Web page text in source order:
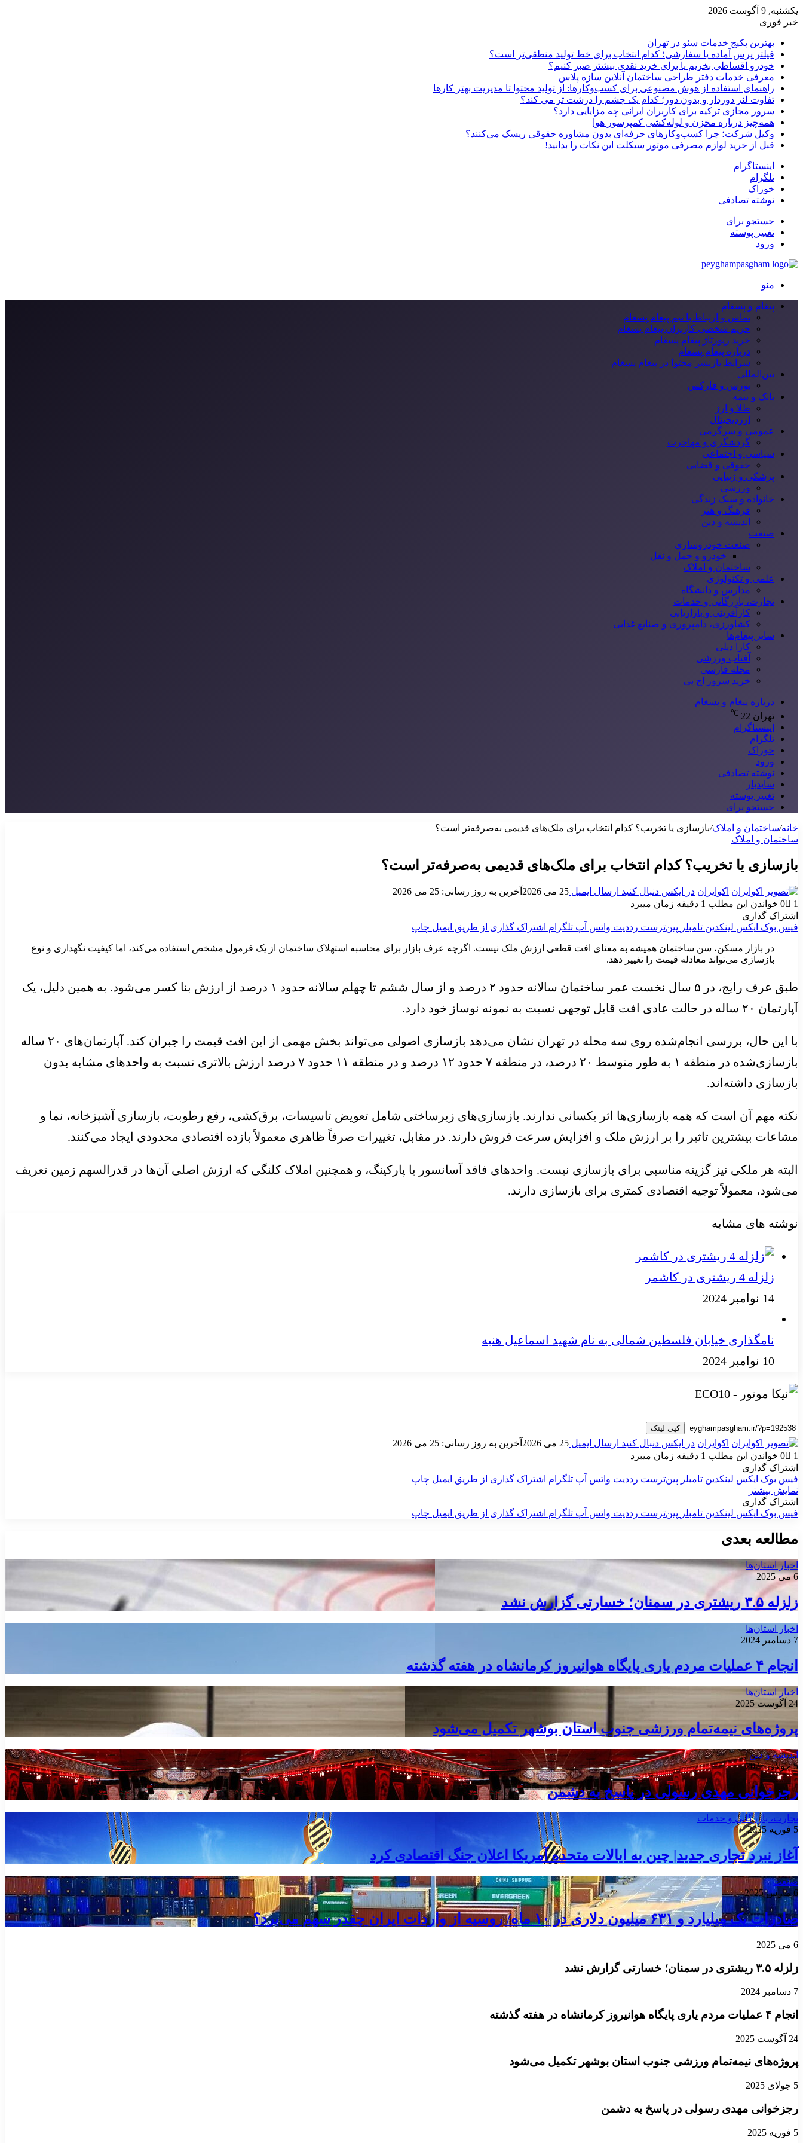
یکشنبه, 9 آگوست 2026
خبر فوری
بهترین پکیج خدمات سئو در تهران
فیلتر پرس آماده یا سفارشی؛ کدام انتخاب برای خط تولید منطقی‌تر است؟
خودرو اقساطی بخریم یا برای خرید نقدی بیشتر صبر کنیم؟
معرفی خدمات دفتر طراحی ساختمان آنلاین سازه پلاس
راهنمای استفاده از هوش مصنوعی برای کسب‌وکارها: از تولید محتوا تا مدیریت بهتر کارها
تفاوت لنز دوردار و بدون دور؛ کدام یک چشم را درشت تر می کند؟
سرور مجازی ترکیه برای کاربران ایرانی چه مزایایی دارد؟
همه‌چیز درباره مخزن و لوله‌کشی کمپرسور هوا
وکیل شرکت؛ چرا کسب‌وکارهای حرفه‌ای بدون مشاوره حقوقی ریسک می‌کنند؟
قبل از خرید لوازم مصرفی موتور سیکلت این نکات را بدانید!
اینستاگرام
تلگرام
خوراک
نوشته تصادفی
جستجو برای
تغییر پوسته
ورود
منو
پیغام و پسغام
تماس و ارتباط با تیم پیغام پسغام
حریم شخصی کاربران پیغام پسغام
خرید رپورتاژ پیغام پسغام
درباره پیغام پسغام
شرایط بازنشر محتوا در پیغام پسغام
بین‌المللی
بورس و فارکس
بانک و بیمه
طلا و ارز
ارزدیجیتال
عمومی و سرگرمی
گردشگری و مهاجرت
سیاسی و اجتماعی
حقوقی و قضایی
پزشکی و زیبایی
ورزشی
خانواده و سبک زندگی
فرهنگ و هنر
اندیشه و دین
صنعت
صنعت خودروسازی
خودرو و حمل و نقل
ساختمان و املاک
علمی و تکنولوژی
مدارس و دانشگاه
تجارت، بازرگانی و خدمات
کارآفرینی و بازاریابی
کشاورزی، دامپروری و صنایع غذایی
سایر پیغام‌ها
کارا دیلی
آفتاب ورزشی
مجله فارسی
خرید سرور اچ پی
درباره پیغام و پسغام
تهران 22
℃
اینستاگرام
تلگرام
خوراک
ورود
نوشته تصادفی
سایدبار
تغییر پوسته
جستجو برای
خانه/ساختمان و املاک/بازسازی یا تخریب؟ کدام انتخاب برای ملک‌های قدیمی به‌صرفه‌تر است؟
ساختمان و املاک
بازسازی یا تخریب؟ کدام انتخاب برای ملک‌های قدیمی به‌صرفه‌تر است؟
اکوایران در ایکس دنبال کنید ارسال ایمیل 25 می 2026
آخرین به روز رسانی: 25 می 2026
0
1
خواندن این مطلب 1 دقیقه زمان میبرد
اشتراک گذاری
فیس بوک ایکس لینکدین ‫تامبلر ‫پین‌ترست ‫رددیت واتس آپ تلگرام اشتراک گذاری از طریق ایمیل چاپ
در بازار مسکن، سن ساختمان همیشه به معنای افت قطعی ارزش ملک نیست. اگرچه عرف بازار برای محاسبه استهلاک ساختمان از یک فرمول مشخص استفاده می‌کند، اما کیفیت نگهداری و نوع
بازسازی می‌تواند معادله قیمت را تغییر دهد.
طبق عرف رایج، در ۵ سال نخست عمر ساختمان سالانه حدود ۲ درصد و از سال ششم تا چهلم سالانه حدود ۱ درصد از ارزش بنا کسر می‌شود. به همین دلیل، یک
آپارتمان ۲۰ ساله در حالت عادی افت قابل توجهی نسبت به نمونه نوساز خود دارد.
با این حال، بررسی انجام‌شده روی سه محله در تهران نشان می‌دهد بازسازی اصولی می‌تواند بخش مهمی از این افت قیمت را جبران کند. آپارتمان‌های ۲۰ ساله
بازسازی‌شده در منطقه ۱ به طور متوسط ۲۰ درصد، در منطقه ۷ حدود ۱۲ درصد و در منطقه ۱۱ حدود ۷ درصد ارزش بالاتری نسبت به واحدهای مشابه بدون
بازسازی داشته‌اند.
نکته مهم آن است که همه بازسازی‌ها اثر یکسانی ندارند. بازسازی‌های زیرساختی شامل تعویض تاسیسات، برق‌کشی، رفع رطوبت، بازسازی آشپزخانه، نما و
مشاعات بیشترین تاثیر را بر ارزش ملک و افزایش سرعت فروش دارند. در مقابل، تغییرات صرفاً ظاهری معمولاً بازده اقتصادی محدودی ایجاد می‌کنند.
البته هر ملکی نیز گزینه مناسبی برای بازسازی نیست. واحدهای فاقد آسانسور یا پارکینگ، و همچنین املاک کلنگی که ارزش اصلی آن‌ها در قدرالسهم زمین تعریف
می‌شود، معمولاً توجیه اقتصادی کمتری برای بازسازی دارند.
نوشته های مشابه
زلزله 4 ریشتری در کاشمر
14 نوامبر 2024
نامگذاری خیابان فلسطین شمالی به نام شهید اسماعیل هنیه
10 نوامبر 2024
کپی لینک
اکوایران در ایکس دنبال کنید ارسال ایمیل 25 می 2026
آخرین به روز رسانی: 25 می 2026
0
1
خواندن این مطلب 1 دقیقه زمان میبرد
اشتراک گذاری
فیس بوک ایکس لینکدین ‫تامبلر ‫پین‌ترست ‫رددیت واتس آپ تلگرام اشتراک گذاری از طریق ایمیل چاپ
نمایش بیشتر
اشتراک گذاری
فیس بوک ایکس لینکدین ‫تامبلر ‫پین‌ترست ‫رددیت واتس آپ تلگرام اشتراک گذاری از طریق ایمیل چاپ
مطالعه بعدی
اخبار استان‌ها
6 می 2025
زلزله ۳.۵ ریشتری در سمنان؛ خسارتی گزارش نشد
اخبار استان‌ها
7 دسامبر 2024
انجام ۴ عملیات مردم یاری پایگاه هوانیروز کرمانشاه در هفته گذشته
اخبار استان‌ها
24 آگوست 2025
پروژه‌های نیمه‌تمام ورزشی جنوب استان بوشهر تکمیل می‌شود
اندیشه و دین
5 جولای 2025
رجزخوانی مهدی رسولی در پاسخ به دشمن
تجارت، بازرگانی و خدمات
5 فوریه 2025
آغاز نبرد تجاری جدید| چین به ایالات متحده آمریکا اعلان جنگ اقتصادی کرد
صنعت
6 مارس 2025
صادرات یک میلیارد و ۶۳۱ میلیون دلاری در ۱۰ ماه/ روسیه از واردات ایران چقدر سهم می‌برد؟
6 می 2025
زلزله ۳.۵ ریشتری در سمنان؛ خسارتی گزارش نشد
7 دسامبر 2024
انجام ۴ عملیات مردم یاری پایگاه هوانیروز کرمانشاه در هفته گذشته
24 آگوست 2025
پروژه‌های نیمه‌تمام ورزشی جنوب استان بوشهر تکمیل می‌شود
5 جولای 2025
رجزخوانی مهدی رسولی در پاسخ به دشمن
5 فوریه 2025